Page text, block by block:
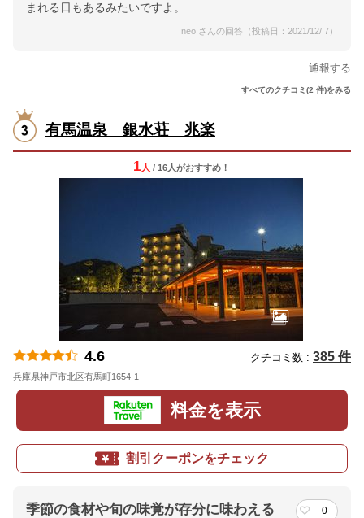
まれる日もあるみたいですよ。
neo さんの回答（投稿日：2021/12/ 7）
通報する
すべてのクチコミ(2 件)をみる
有馬温泉 銀水荘 兆楽
1 人 / 16人がおすすめ！
4.6 クチコミ数 : 385 件
兵庫県神戸市北区有馬町1654-1
料金を表示
割引クーポンをチェック
季節の食材や旬の味覚が存分に味わえる 0